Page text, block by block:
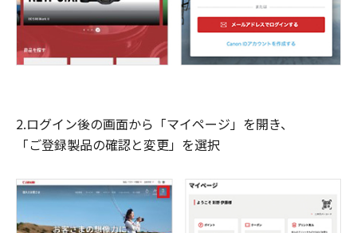
2.ログイン後の画面から「マイページ」を開き、
「ご登録製品の確認と変更」を選択